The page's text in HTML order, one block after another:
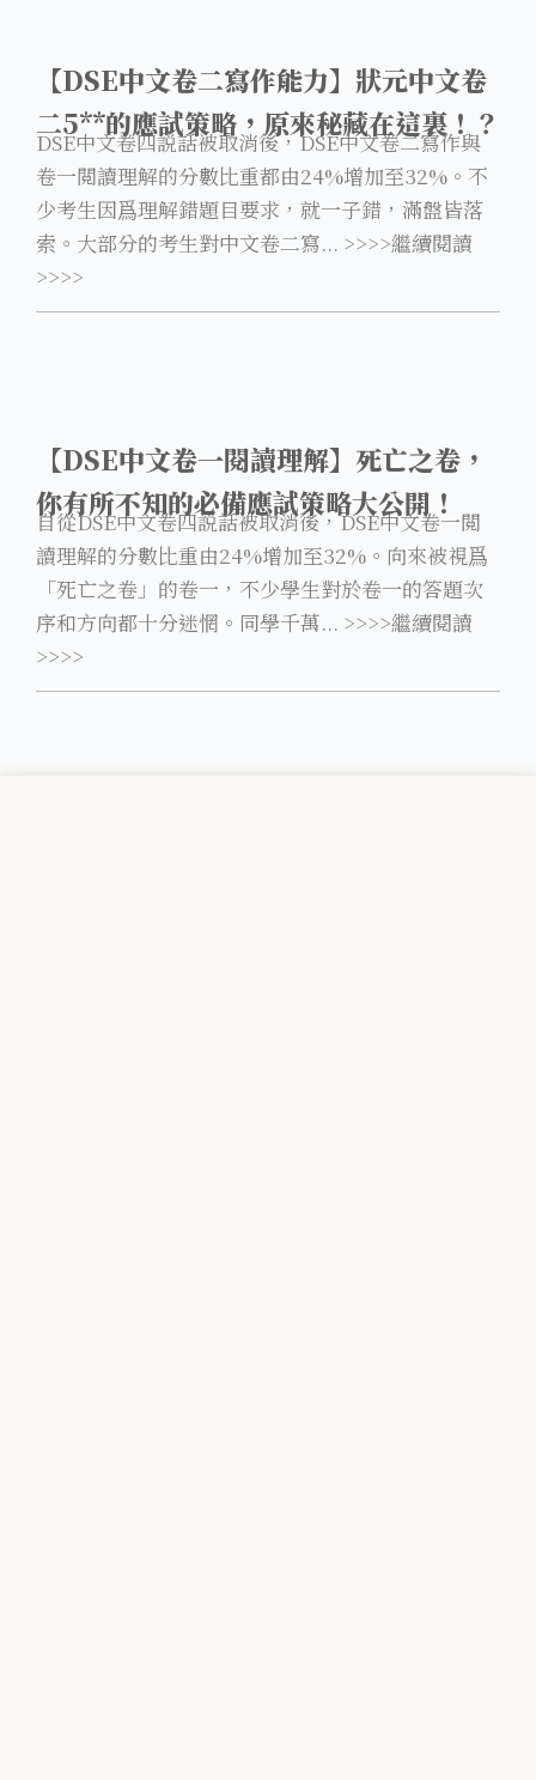
【DSE中文卷二寫作能力】狀元中文卷
二5**的應試策略，原來秘藏在這裏！？
DSE中文卷四説話被取消後，DSE中文卷二寫作與
卷一閲讀理解的分數比重都由24%增加至32%。不
少考生因爲理解錯題目要求，就一子錯，滿盤皆落
索。大部分的考生對中文卷二寫... >>>>繼續閱讀
>>>>
【DSE中文卷一閱讀理解】死亡之卷，
你有所不知的必備應試策略大公開！
自從DSE中文卷四説話被取消後，DSE中文卷一閲
讀理解的分數比重由24%增加至32%。向來被視爲
「死亡之卷」的卷一，不少學生對於卷一的答題次
序和方向都十分迷惘。同學千萬... >>>>繼續閱讀
>>>>